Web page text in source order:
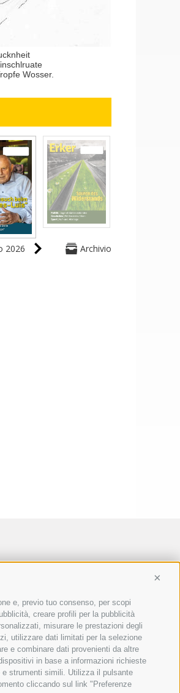
e, previo tuo consenso, per scopi
creare profili per la pubblicità
misurare le prestazioni degli
utilizzare dati limitati per la selezione
e combinare dati provenienti da altre
in base a informazioni richieste
strumenti simili. Utilizza il pulsante
cliccando sul link "Preferenze
Wosser.
2026 Archivio